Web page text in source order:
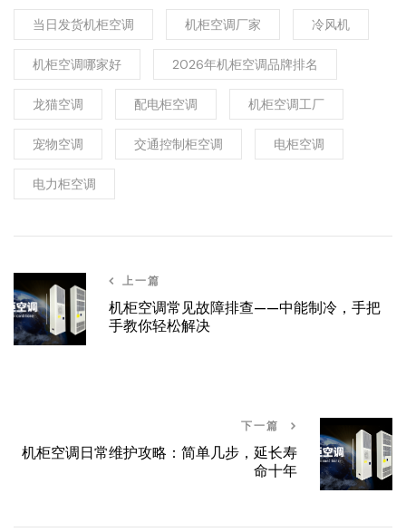
当日发货机柜空调 机柜空调厂家 冷风机
机柜空调哪家好 2026年机柜空调品牌排名
龙猫空调 配电柜空调 机柜空调工厂
宠物空调 交通控制柜空调 电柜空调
电力柜空调
上一篇
机柜空调常见故障排查——中能制冷，手把
手教你轻松解决
下一篇
机柜空调日常维护攻略：简单几步，延长寿
命十年